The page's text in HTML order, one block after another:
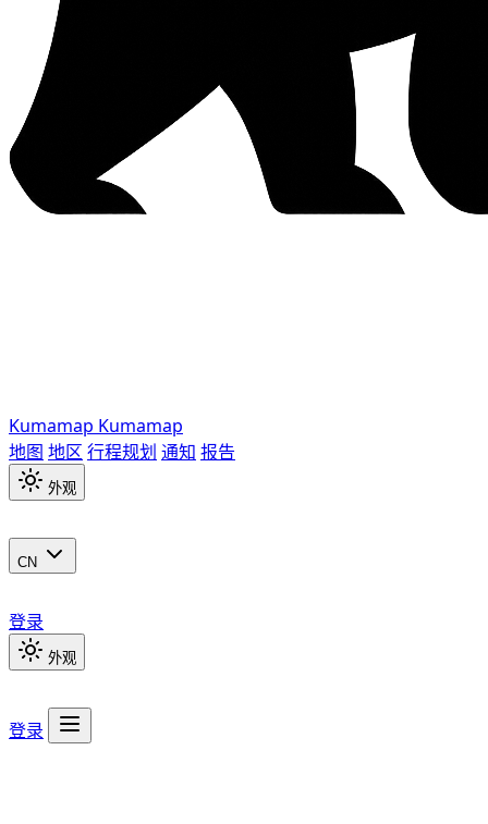
Kumamap Kumamap
地图 地区 行程规划 通知 报告
外观
CN
登录
外观
登录